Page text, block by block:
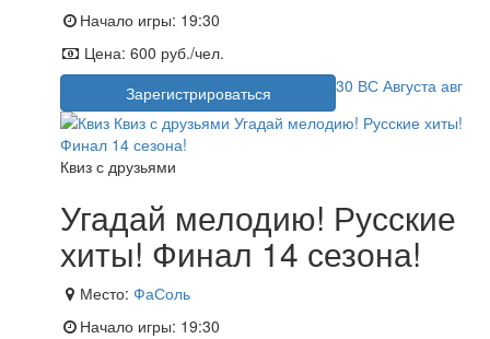
Начало игры: 19:30
Цена: 600 руб./чел.
Зарегистрироваться
30 ВС Августа авг
Квиз с друзьями
Угадай мелодию! Русские
хиты! Финал 14 сезона!
Место: ФаСоль
Начало игры: 19:30